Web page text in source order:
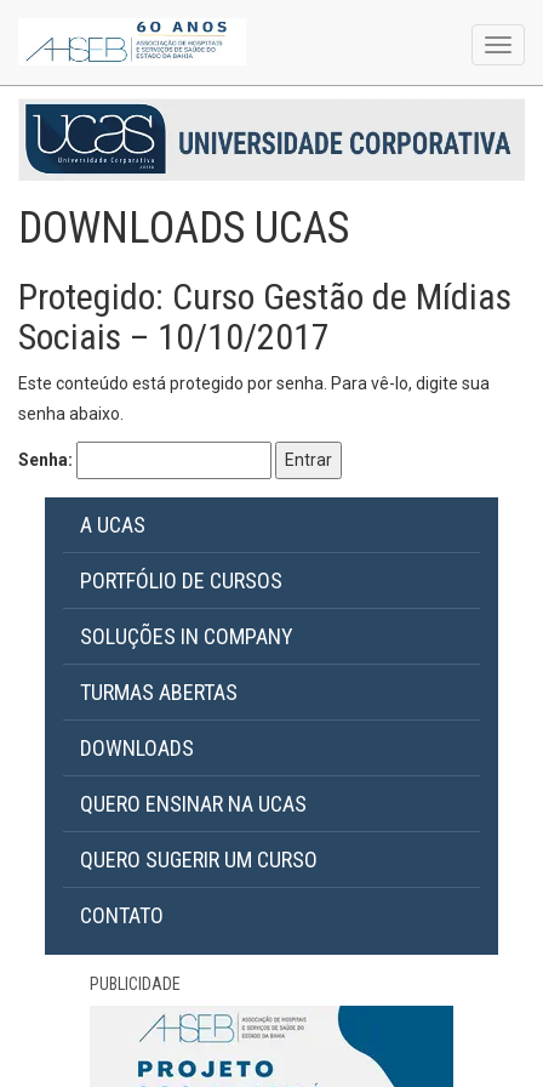
DOWNLOADS UCAS
Protegido: Curso Gestão de Mídias
Sociais – 10/10/2017
Este conteúdo está protegido por senha. Para vê-lo, digite sua
senha abaixo.
Senha:
A UCAS
PORTFÓLIO DE CURSOS
SOLUÇÕES IN COMPANY
TURMAS ABERTAS
DOWNLOADS
QUERO ENSINAR NA UCAS
QUERO SUGERIR UM CURSO
CONTATO
PUBLICIDADE